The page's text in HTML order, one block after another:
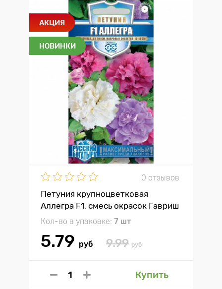
АКЦИЯ
НОВИНКИ
0 отзывов
Петуния крупноцветковая
Аллегра F1, смесь окрасок Гавриш
Кол-во в упаковке: 7 шт
5.79 руб 9.99 руб
Купить